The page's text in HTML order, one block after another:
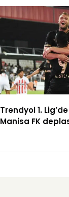
Trendyol 1.
Manisa FK